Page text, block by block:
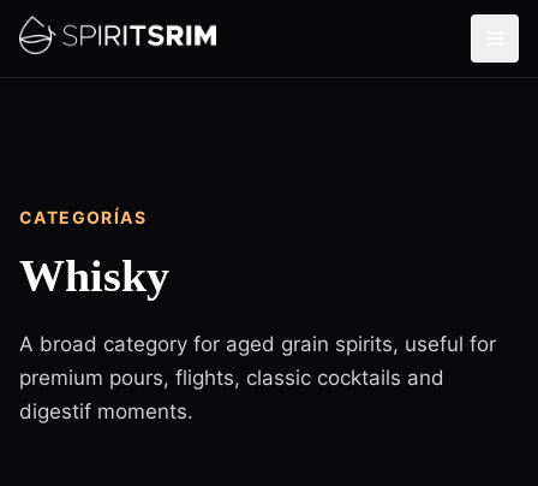
CATEGORÍAS
Whisky
A broad category for aged grain spirits, useful for
premium pours, flights, classic cocktails and
digestif moments.